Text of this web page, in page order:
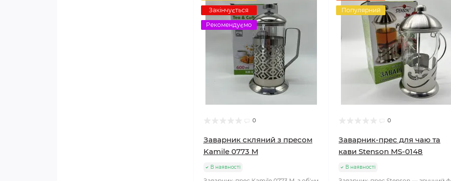
Закінчується
Рекомендуємо
0
Заварник скляний з пресом
Kamile 0773 M
В наявності
Популярний
0
Заварник-прес для чаю та
кави Stenson MS-0148
В наявності